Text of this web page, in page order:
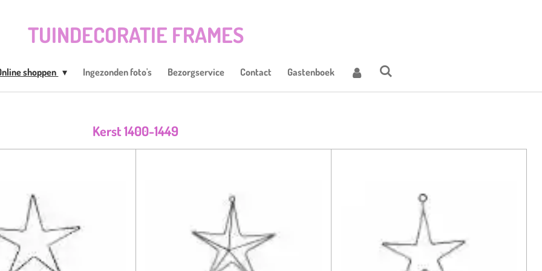
TUINDECORATIE FRAMES
shoppen Ingezonden foto's Bezorgservice Contact Gastenboek
Kerst 1400-1449